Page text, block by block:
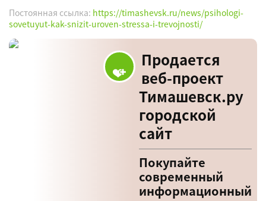
Постоянная ссылка: https://timashevsk.ru/news/psihologi-
sovetuyut-kak-snizit-uroven-stressa-i-trevojnosti/
Продается
веб-проект
Тимашевск.ру
городской
сайт
Покупайте
современный
информационный